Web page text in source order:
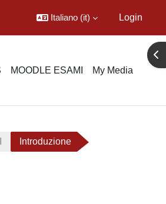
Italiano ‎(it)‎ Login
MOODLE ESAMI My Media
Introduzione